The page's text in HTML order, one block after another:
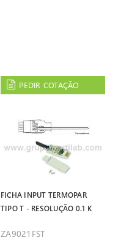
PEDIR COTAÇÃO
FICHA INPUT TERMOPAR
TIPO T - RESOLUÇÃO 0.1 K
ZA9021FST